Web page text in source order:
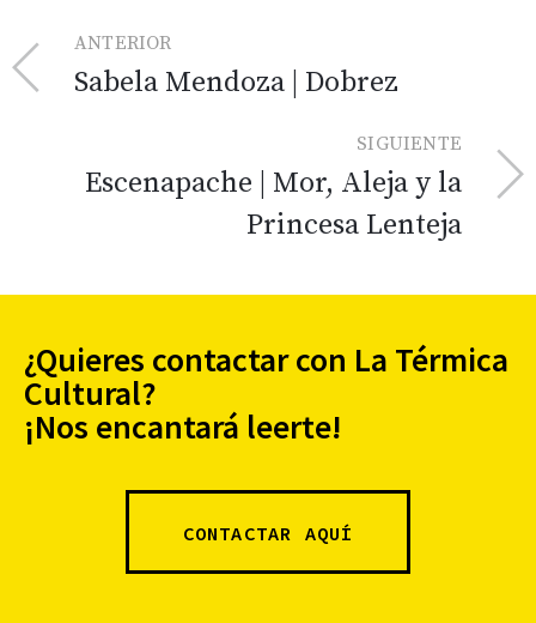
ANTERIOR
Sabela Mendoza | Dobrez
SIGUIENTE
Escenapache | Mor, Aleja y la
Princesa Lenteja
¿Quieres contactar con La Térmica
Cultural?
¡Nos encantará leerte!
CONTACTAR AQUÍ